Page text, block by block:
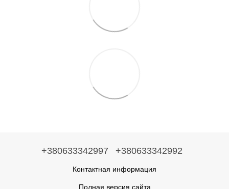
+380633342997 +380633342992
Контактная информация
Полная версия сайта